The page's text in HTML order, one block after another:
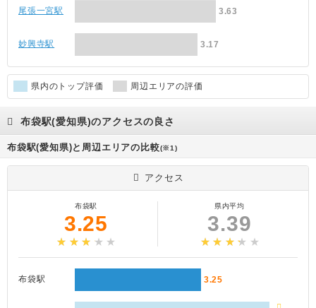
尾張一宮駅 3.63
妙興寺駅 3.17
県内のトップ評価 周辺エリアの評価
布袋駅(愛知県)のアクセスの良さ
布袋駅(愛知県)と周辺エリアの比較(※1)
アクセス
布袋駅
3.25
県内平均
3.39
布袋駅 3.25